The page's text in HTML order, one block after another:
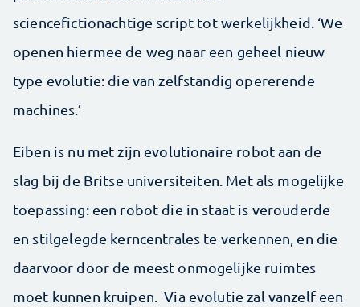
sciencefictionachtige script tot werkelijkheid. ‘We
openen hiermee de weg naar een geheel nieuw
type evolutie: die van zelfstandig opererende
machines.’
Eiben is nu met zijn evolutionaire robot aan de
slag bij de Britse universiteiten. Met als mogelijke
toepassing: een robot die in staat is verouderde
en stilgelegde kerncentrales te verkennen, en die
daarvoor door de meest onmogelijke ruimtes
moet kunnen kruipen. Via evolutie zal vanzelf een